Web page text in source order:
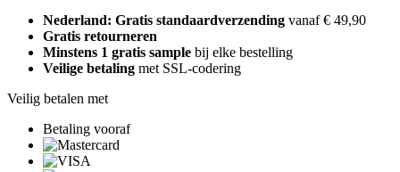
Nederland: Gratis standaardverzending vanaf € 49,90
Gratis retourneren
Minstens 1 gratis sample bij elke bestelling
Veilige betaling met SSL-codering
Veilig betalen met
Betaling vooraf